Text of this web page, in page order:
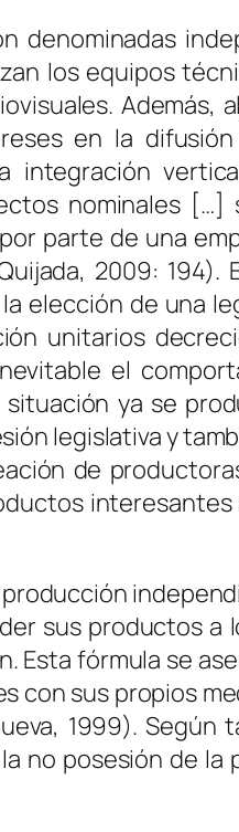
denominadas
los equipos
Además,
en la
integración
nominales
parte de una
2009:
elección de una
unitarios
el
ya se
legislativa y
de
sus productos a
fórmula se
con sus propios
1999).
no posesión de